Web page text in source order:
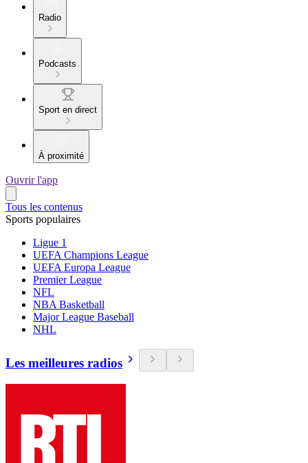
Radio
Podcasts
Sport en direct
À proximité
Ouvrir l'app
Tous les contenus
Sports populaires
Ligue 1
UEFA Champions League
UEFA Europa League
Premier League
NFL
NBA Basketball
Major League Baseball
NHL
Les meilleures radios